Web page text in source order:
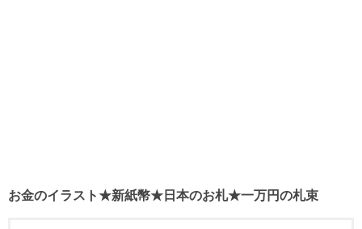
お金のイラスト★新紙幣★日本のお札★一万円の札束